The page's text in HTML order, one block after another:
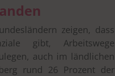
zeigen, dass
gibt, Arbeitswege
auch im ländlichen
rund 26 Prozent der